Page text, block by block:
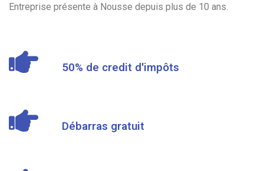
Entreprise présente à Nousse depuis plus de 10 ans.
50% de credit d'impôts
Débarras gratuit